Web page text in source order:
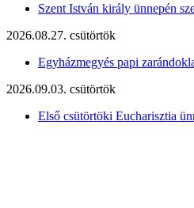
Szent István király ünnepén
2026.08.27. csütörtök
Egyházmegyés papi
2026.09.03. csütörtök
Első csütörtöki Eucharisztia